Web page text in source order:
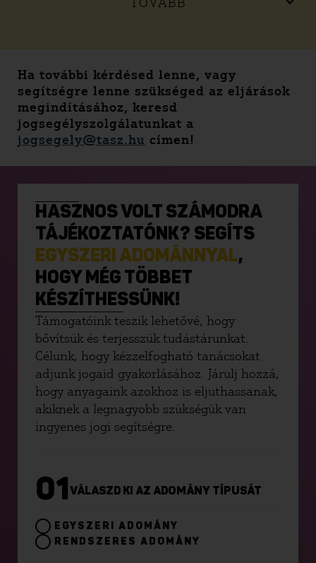
Ha további kérdésed lenne, vagy
segítségre lenne szükséged az eljárások
megindításához, keresd
jogsegélyszolgálatunkat a
jogsegely@tasz.hu címen!
HASZNOS VOLT SZÁMODRA
TÁJÉKOZTATÓNK? SEGÍTS
EGYSZERI ADOMÁNNYAL,
HOGY MÉG TÖBBET
KÉSZÍTHESSÜNK!
Támogatóink teszik lehetővé, hogy
bővítsük és terjesszük tudástárunkat.
Célunk, hogy kézzelfogható tanácsokat
adjunk jogaid gyakorlásához. Járulj hozzá,
hogy anyagaink azokhoz is eljuthassanak,
akiknek a legnagyobb szükségük van
ingyenes jogi segítségre.
01 VÁLASZD KI AZ ADOMÁNY TÍPUSÁT
EGYSZERI ADOMÁNY
RENDSZERES ADOMÁNY